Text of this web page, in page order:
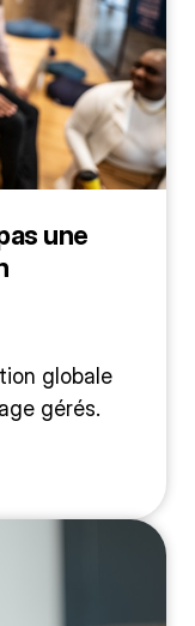
une
globale
gérés.